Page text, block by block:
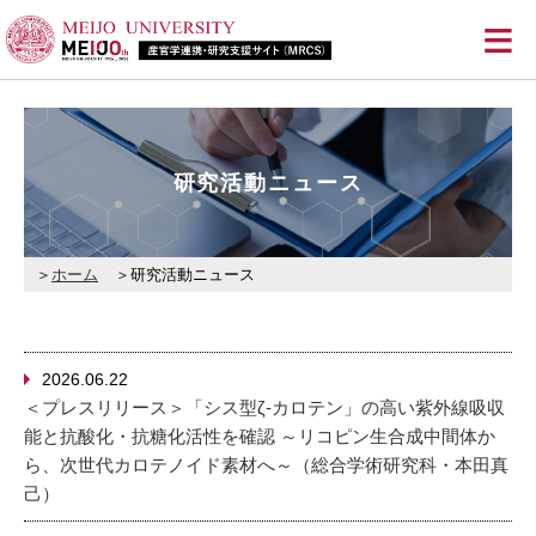
≡
研究活動ニュース
ホーム 研究活動ニュース
2026.06.22
＜プレスリリース＞「シス型ζ-カロテン」の高い紫外線吸収
能と抗酸化・抗糖化活性を確認 ～リコピン生合成中間体か
ら、次世代カロテノイド素材へ～（総合学術研究科・本田真
己）